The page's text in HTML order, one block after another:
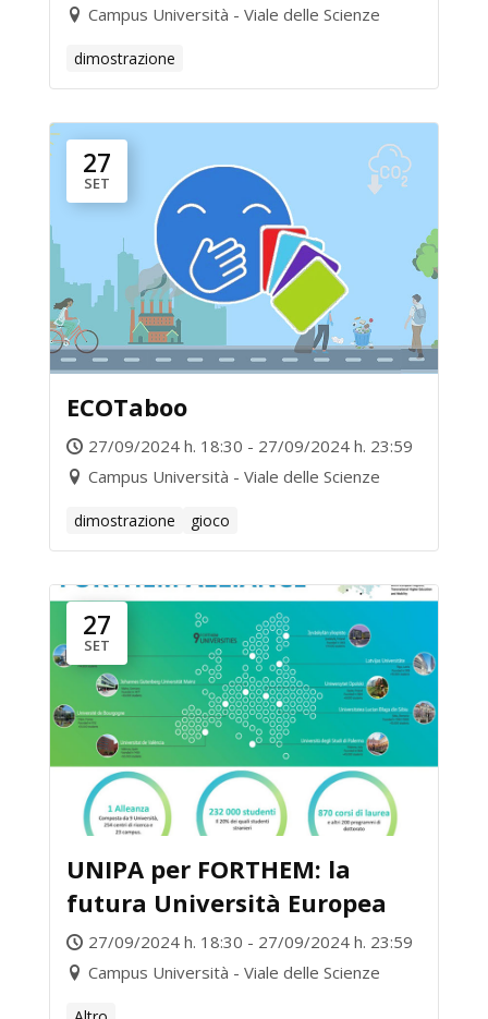
Campus Università - Viale delle Scienze
dimostrazione
27
SET
ECOTaboo
27/09/2024 h. 18:30 - 27/09/2024 h. 23:59
Campus Università - Viale delle Scienze
dimostrazione gioco
27
SET
UNIPA per FORTHEM: la
futura Università Europea
27/09/2024 h. 18:30 - 27/09/2024 h. 23:59
Campus Università - Viale delle Scienze